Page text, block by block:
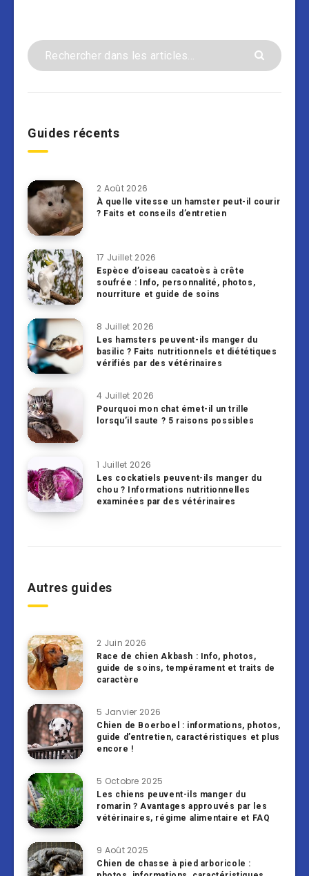
Guides récents
2 Août 2026
À quelle vitesse un hamster peut-il courir
? Faits et conseils d’entretien
17 Juillet 2026
Espèce d’oiseau cacatoès à crête
soufrée : Info, personnalité, photos,
nourriture et guide de soins
8 Juillet 2026
Les hamsters peuvent-ils manger du
basilic ? Faits nutritionnels et diététiques
vérifiés par des vétérinaires
4 Juillet 2026
Pourquoi mon chat émet-il un trille
lorsqu’il saute ? 5 raisons possibles
1 Juillet 2026
Les cockatiels peuvent-ils manger du
chou ? Informations nutritionnelles
examinées par des vétérinaires
Autres guides
2 Juin 2026
Race de chien Akbash : Info, photos,
guide de soins, tempérament et traits de
caractère
5 Janvier 2026
Chien de Boerboel : informations, photos,
guide d’entretien, caractéristiques et plus
encore !
5 Octobre 2025
Les chiens peuvent-ils manger du
romarin ? Avantages approuvés par les
vétérinaires, régime alimentaire et FAQ
9 Août 2025
Chien de chasse à pied arboricole :